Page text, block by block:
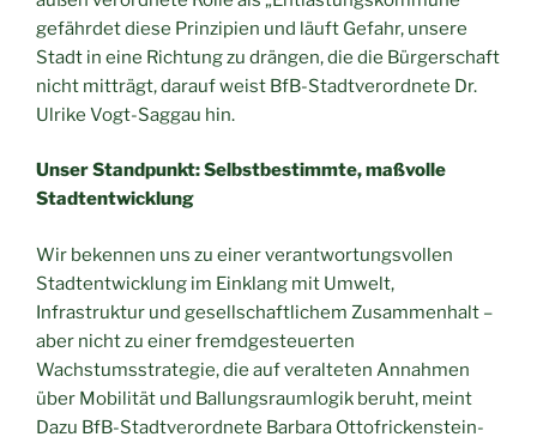
gefährdet diese Prinzipien und läuft Gefahr, unsere
Stadt in eine Richtung zu drängen, die die Bürgerschaft
nicht mitträgt, darauf weist BfB-Stadtverordnete Dr.
Ulrike Vogt-Saggau hin.
Unser Standpunkt: Selbstbestimmte, maßvolle
Stadtentwicklung
Wir bekennen uns zu einer verantwortungsvollen
Stadtentwicklung im Einklang mit Umwelt,
Infrastruktur und gesellschaftlichem Zusammenhalt –
aber nicht zu einer fremdgesteuerten
Wachstumsstrategie, die auf veralteten Annahmen
über Mobilität und Ballungsraumlogik beruht, meint
Dazu BfB-Stadtverordnete Barbara Ottofrickenstein-